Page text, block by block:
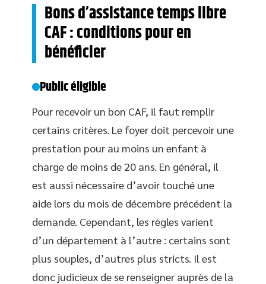
Bons d’assistance temps libre
CAF : conditions pour en
bénéficier
Public éligible
Pour recevoir un bon CAF, il faut remplir
certains critères. Le foyer doit percevoir une
prestation pour au moins un enfant à
charge de moins de 20 ans. En général, il
est aussi nécessaire d’avoir touché une
aide lors du mois de décembre précédent la
demande. Cependant, les règles varient
d’un département à l’autre : certains sont
plus souples, d’autres plus stricts. Il est
donc judicieux de se renseigner auprès de la